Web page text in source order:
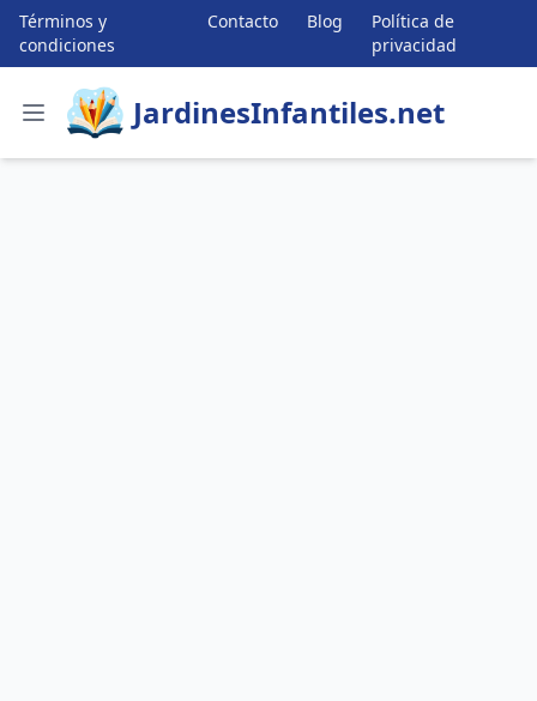
Términos y
condiciones
Contacto Blog
Política de
privacidad
JardinesInfantiles.net